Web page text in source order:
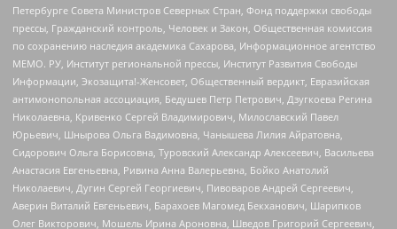
Петербурге Совета Министров Северных Стран, Фонд поддержки свободы
прессы, Гражданский контроль, Человек и Закон, Общественная комиссия
по сохранению наследия академика Сахарова, Информационное агентство
МЕМО. РУ, Институт региональной прессы, Институт Развития Свободы
Информации, Экозащита!-Женсовет, Общественный вердикт, Евразийская
антимонопольная ассоциация, Бедушев Петр Петрович, Дзугкоева Регина
Николаевна, Кривенко Сергей Владимирович, Милославский Павел
Юрьевич, Шнырова Ольга Вадимовна, Чанышева Лилия Айратовна,
Сидорович Ольга Борисовна, Туровский Александр Алексеевич, Васильева
Анастасия Евгеньевна, Ривина Анна Валерьевна, Бойко Анатолий
Николаевич, Дугин Сергей Георгиевич, Пивоваров Андрей Сергеевич,
Аверин Виталий Евгеньевич, Барахоев Магомед Бекханович, Шарипков
Олег Викторович, Мошель Ирина Ароновна, Шведов Григорий Сергеевич,